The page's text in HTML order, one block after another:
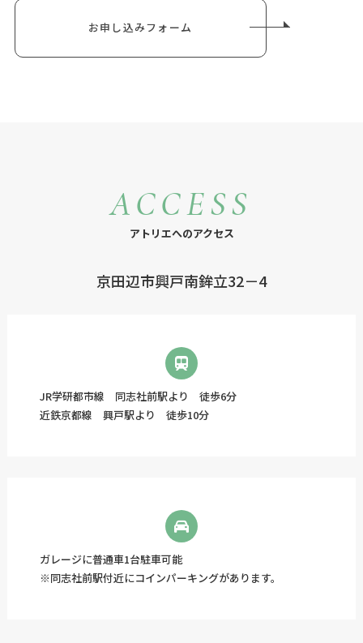
お申し込みフォーム
ACCESS
アトリエへのアクセス
京田辺市興戸南鉾立32－4
JR学研都市線 同志社前駅より 徒歩6分
近鉄京都線 興戸駅より 徒歩10分
ガレージに普通車1台駐車可能
※同志社前駅付近にコインパーキングがあります。